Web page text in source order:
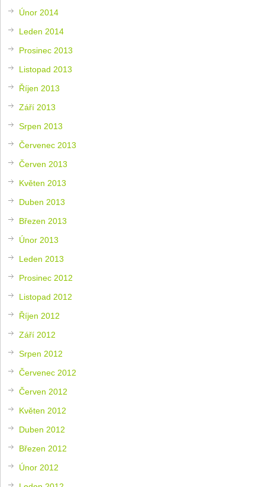
Únor 2014
Leden 2014
Prosinec 2013
Listopad 2013
Říjen 2013
Září 2013
Srpen 2013
Červenec 2013
Červen 2013
Květen 2013
Duben 2013
Březen 2013
Únor 2013
Leden 2013
Prosinec 2012
Listopad 2012
Říjen 2012
Září 2012
Srpen 2012
Červenec 2012
Červen 2012
Květen 2012
Duben 2012
Březen 2012
Únor 2012